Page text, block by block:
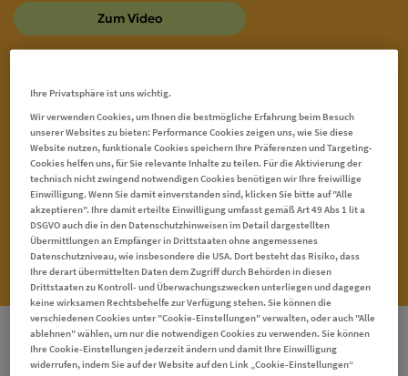
Zum Video
MRT-Untersuchungen in der MS-
Ihre Privatsphäre ist uns wichtig.
Wir verwenden Cookies, um Ihnen die bestmögliche Erfahrung beim Besuch
unserer Websites zu bieten: Performance Cookies zeigen uns, wie Sie diese
Website nutzen, funktionale Cookies speichern Ihre Präferenzen und Targeting-
Cookies helfen uns, für Sie relevante Inhalte zu teilen. Für die Aktivierung der
technisch nicht zwingend notwendigen Cookies benötigen wir Ihre freiwillige
Einwilligung. Wenn Sie damit einverstanden sind, klicken Sie bitte auf "Alle
akzeptieren". Ihre damit erteilte Einwilligung umfasst gemäß Art 49 Abs 1 lit a
DSGVO auch die in den Datenschutzhinweisen im Detail dargestellten
Übermittlungen an Empfänger in Drittstaaten ohne angemessenes
Datenschutzniveau, wie insbesondere die USA. Dort besteht das Risiko, dass
Ihre derart übermittelten Daten dem Zugriff durch Behörden in diesen
Drittstaaten zu Kontroll- und Überwachungszwecken unterliegen und dagegen
keine wirksamen Rechtsbehelfe zur Verfügung stehen. Sie können die
verschiedenen Cookies unter "Cookie-Einstellungen" verwalten, oder auch "Alle
ablehnen" wählen, um nur die notwendigen Cookies zu verwenden. Sie können
Ihre Cookie-Einstellungen jederzeit ändern und damit Ihre Einwilligung
widerrufen, indem Sie auf der Website auf den Link „Cookie-Einstellungen“